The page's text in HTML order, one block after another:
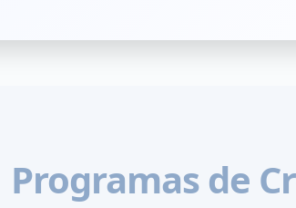
Programas de